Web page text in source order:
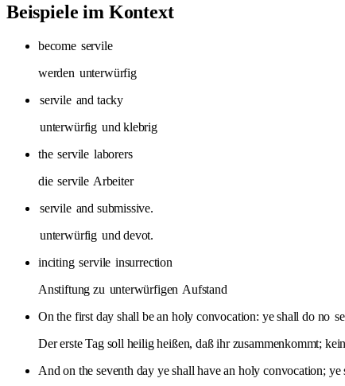
Beispiele im Kontext
become servile
werden unterwürfig
servile and tacky
unterwürfig und klebrig
the servile laborers
die servile Arbeiter
servile and submissive.
unterwürfig und devot.
inciting servile insurrection
Anstiftung zu unterwürfigen Aufstand
On the first day shall be an holy convocation: ye shall do no
Der erste Tag soll heilig heißen, daß ihr zusammenkommt;
And on the seventh day ye shall have an holy convocation; ye